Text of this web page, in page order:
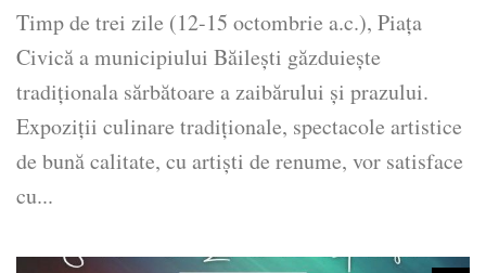
Timp de trei zile (12-15 octombrie a.c.), Piaţa
Civică a municipiului Băileşti găzduieşte
tradiţionala sărbătoare a zaibărului şi prazului.
Expoziţii culinare tradiţionale, spectacole artistice
de bună calitate, cu artişti de renume, vor satisface
cu...